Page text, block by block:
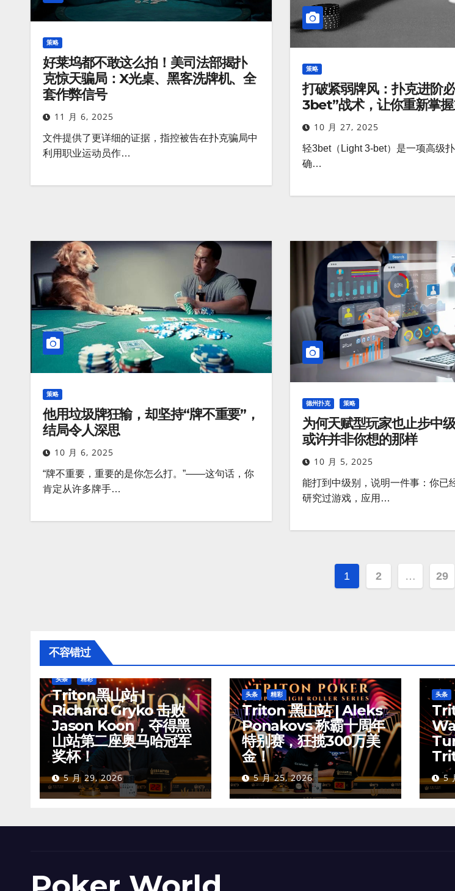
策略
好莱坞都不敢这么拍！美司法部揭扑
克惊天骗局：X光桌、黑客洗牌机、全
套作弊信号
11 月 6, 2025
文件提供了更详细的证据，指控被告在扑克骗局中
利用职业运动员作…
策略
打破紧弱牌风：扑克进阶
3bet”战术，让你重新掌
10 月 27, 2025
轻3bet（Light 3-bet）是一项高级
确…
策略
他用垃圾牌狂输，却坚持“牌不重要”，
结局令人深思
10 月 6, 2025
“牌不重要，重要的是你怎么打。”——这句话，你
肯定从许多牌手…
德州扑克 策略
为何天赋型玩家也止步中
或许并非你想的那样
10 月 5, 2025
能打到中级别，说明一件事：你已
研究过游戏，应用…
文
章
1 2 … 29
不容错过
头条 精彩
Triton黑山站 |
Richard Gryko 击败
Jason Koon，夺得黑
山站第二座奥马哈冠军
奖杯！
5 月 29, 2026
头条 精彩
Triton 黑山站 | Aleks
Ponakovs 称霸十周年
特别赛，狂揽300万美
金！
5 月 25, 2026
头条
5